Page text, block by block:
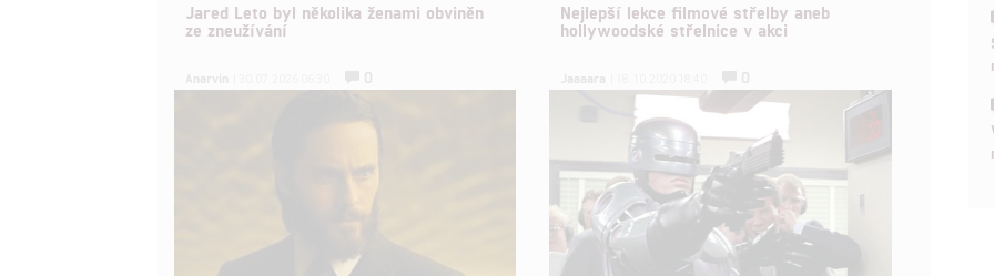
Jared Leto byl několika ženami obviněn
ze zneužívání
Nejlepší lekce filmové střelby aneb
hollywoodské střelnice v akci